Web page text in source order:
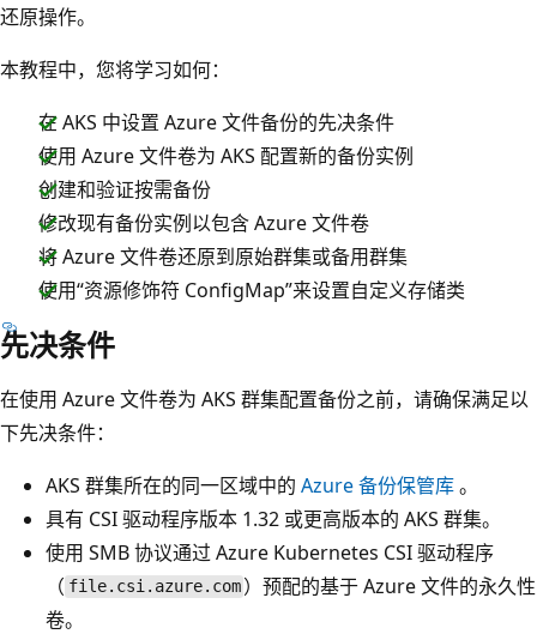
还原操作。
本教程中，您将学习如何：
在 AKS 中设置 Azure 文件备份的先决条件
使用 Azure 文件卷为 AKS 配置新的备份实例
创建和验证按需备份
修改现有备份实例以包含 Azure 文件卷
将 Azure 文件卷还原到原始群集或备用群集
使用“资源修饰符 ConfigMap”来设置自定义存储类
先决条件
在使用 Azure 文件卷为 AKS 群集配置备份之前，请确保满足以
下先决条件：
AKS 群集所在的同一区域中的 Azure 备份保管库。
具有 CSI 驱动程序版本 1.32 或更高版本的 AKS 群集。
使用 SMB 协议通过 Azure Kubernetes CSI 驱动程序
（ file.csi.azure.com ）预配的基于 Azure 文件的永久性
卷。